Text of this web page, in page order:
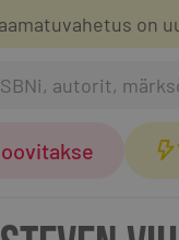
on